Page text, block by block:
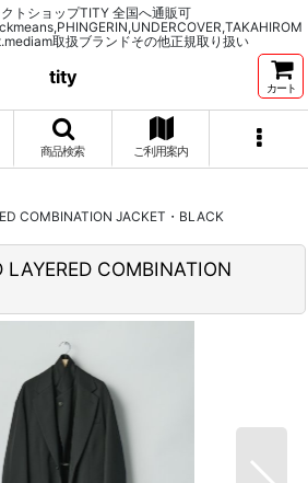
トショップTITY 全国へ通販可
取扱ブランドその他正規取り扱い
tity
カート
商品検索 ご利用案内
COMBINATION JACKET・BLACK
LAYERED COMBINATION